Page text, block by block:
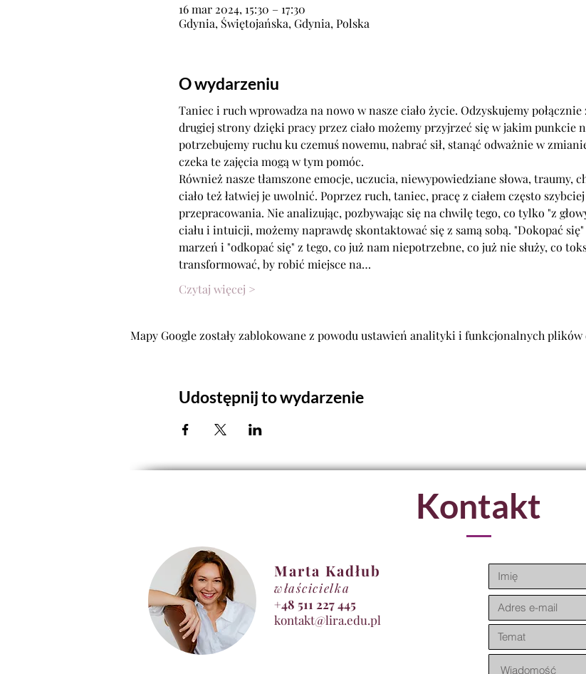
16 mar 2024, 15:30 – 17:30
Gdynia, Świętojańska, Gdynia, Polska
O wydarzeniu
Taniec i ruch wprowadza na nowo w nasze ciało życie. Odzyskujemy
drugiej strony dzięki pracy przez ciało możemy przyjrzeć się w jakim punkcie
potrzebujemy ruchu ku czemuś nowemu, nabrać sił, stanąć odważnie w
czeka te zajęcia mogą w tym pomóc.
Również nasze tłamszone emocje, uczucia, niewypowiedziane słowa, traumy,
ciało też łatwiej je uwolnić. Poprzez ruch, taniec, pracę z ciałem często
przepracowania. Nie analizując, pozbywając się na chwilę tego, co tylko "z
ciału i intuicji, możemy naprawdę skontaktować się z samą sobą. "Dokopać
marzeń i "odkopać się" z tego, co już nam niepotrzebne, co już nie służy, co
transformować, by robić miejsce na…
Czytaj więcej >
Mapy Google zostały zablokowane z powodu ustawień analityki i funkcjonalnych plików
Udostępnij to wydarzenie
Kontakt
Marta Kadłub
właścicielka
+48 511 227 445
kontakt@lira.edu.pl